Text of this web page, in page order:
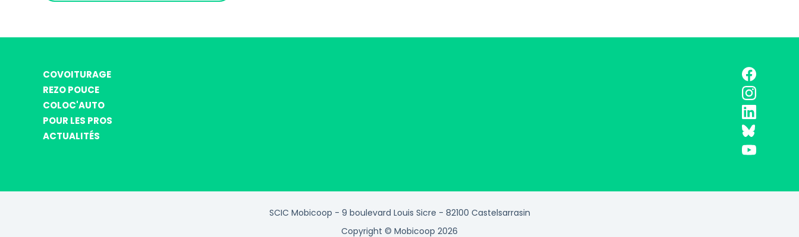
COVOITURAGE
REZO POUCE
COLOC'AUTO
POUR LES PROS
ACTUALITÉS
SCIC Mobicoop - 9 boulevard Louis Sicre - 82100 Castelsarrasin
Copyright © Mobicoop 2026